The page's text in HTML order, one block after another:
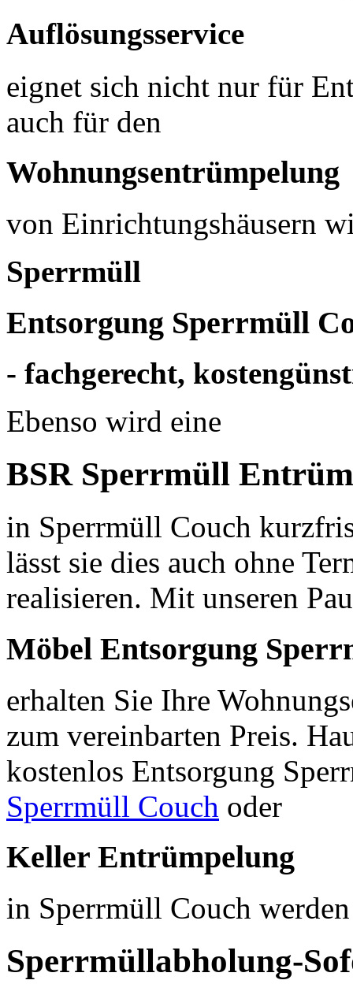
Auflösungsservice
eignet sich nicht nur für
auch für den
Wohnungsentrümpelung
von Einrichtungshäusern
Sperrmüll
Entsorgung Sperrmüll
- fachgerecht,
Ebenso wird eine
BSR Sperrmüll
in Sperrmüll Couch
lässt sie dies auch ohne
realisieren. Mit unseren
Möbel Entsorgung
erhalten Sie Ihre
zum vereinbarten Preis.
kostenlos Entsorgung
Sperrmüll Couch oder
Keller Entrümpelung
in Sperrmüll Couch
Sperrmüllabholung-